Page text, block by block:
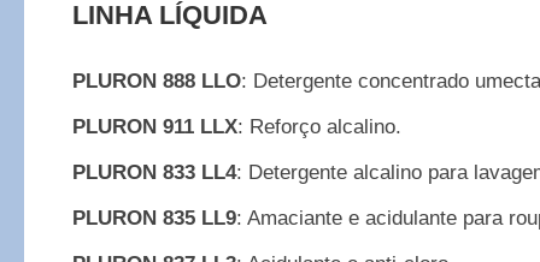
LINHA LÍQUIDA
PLURON 888 LLO: Detergente concentrado
PLURON 911 LLX: Reforço alcalino.
PLURON 833 LL4: Detergente alcalino para
PLURON 835 LL9: Amaciante e acidulante para